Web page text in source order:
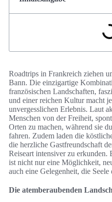
Roadtrips in Frankreich ziehen
Bann. Die einzigartige
französischen Landschaften,
und einer reichen Kultur macht
unvergesslichen Erlebnis. Laut
Menschen von der Freiheit,
Orten zu machen, während sie
fahren. Zudem laden die
die herzliche Gastfreundschaft
Reiseart intensiver zu
ist nicht nur eine Möglichkeit,
auch eine Gelegenheit, die Seele
Die atemberaubenden